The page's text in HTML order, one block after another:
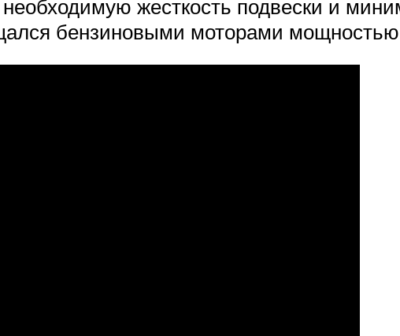
жесткость подвески и
бензиновыми моторами